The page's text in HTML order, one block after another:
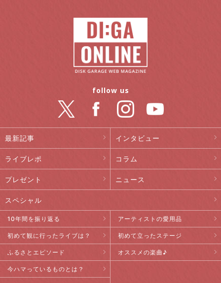
最新記事 インタビュー
ライブレポ コラム
プレゼント ニュース
スペシャル
10年間を振り返る アーティストの愛用品
初めて観に行ったライブは？ 初めて立ったステージ
ふるさとエピソード オススメの楽曲♪
今ハマっているものとは？
follow us